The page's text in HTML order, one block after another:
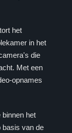
het
in het
die
Met een
opnames
het
basis van de